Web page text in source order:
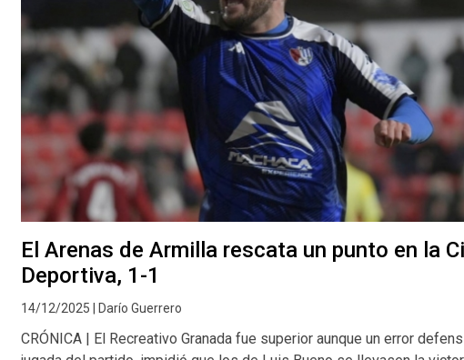
El Arenas de Armilla rescata un punto en la
Deportiva, 1-1
14/12/2025 | Darío Guerrero
CRÓNICA | El Recreativo Granada fue superior aunque un error